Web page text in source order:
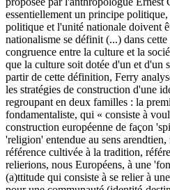
essentiellement un principe
politique et l'unité nationale doivent
nationalisme se définit (...) dans
congruence entre la culture et la
que la culture soit dotée d'un et d'un
partir de cette définition, Ferry
les stratégies de construction d'une
regroupant en deux familles : la
fondamentaliste, qui « consiste à
construction européenne de façon
'religion' entendue au sens
référence cultivée à la tradition,
relierions, nous Européens, à une
(a)ttitude qui consiste à se relier à